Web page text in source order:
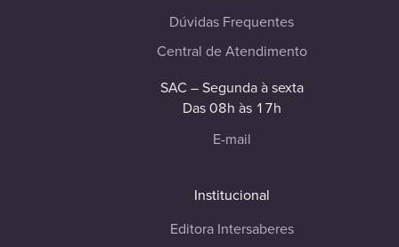
Dúvidas Frequentes
Central de Atendimento
SAC – Segunda à sexta
Das 08h às 17h
E-mail
Institucional
Editora Intersaberes